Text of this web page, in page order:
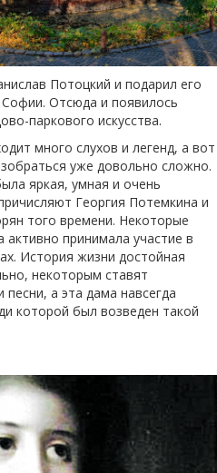
Потоцкий и подарил его
Отсюда и появилось
паркового искусства.
много слухов и легенд, а вот
уже довольно сложно.
яркая, умная и очень
Георгия Потемкина и
того времени. Некоторые
принимала участие в
История жизни достойная
некоторым ставят
а эта дама навсегда
которой был возведен такой